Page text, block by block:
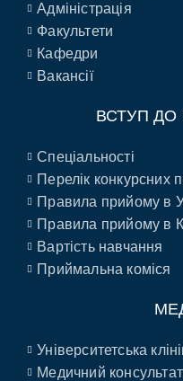
Адміністрація
Факультети
Кафедри
Вакансії
ВСТУП ДО
Спеціальності
Перелік конкурсних
Правила прийому в
Правила прийому в
Вартість навчання
Приймальна коміся
Університетська
Медичний